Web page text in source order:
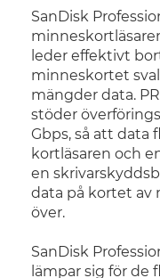
SanDisk
leder effektivt
minneskortet
mängder data.
stöder
Gbps, så att data
kortläsaren och
en
data på kortet av
över.
SanDisk
lämpar sig för de